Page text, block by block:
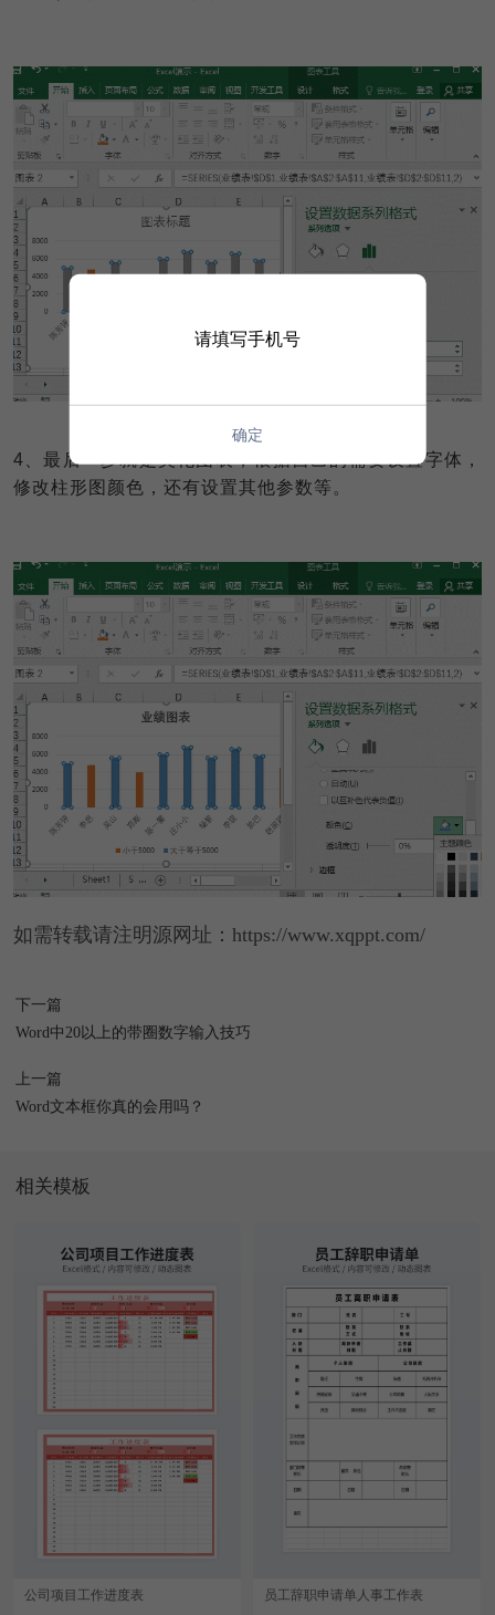
4 、最后一步就是美化图表，根据自己的需要设置字体，
修改柱形图颜色，还有设置其他参数等。
如需转载请注明源网址：https://www.xqppt.com/
下一篇
Word中20以上的带圈数字输入技巧
上一篇
Word文本框你真的会用吗？
相关模板
公司项目工作进度表 员工辞职申请单人事工作表
请填写手机号
确定